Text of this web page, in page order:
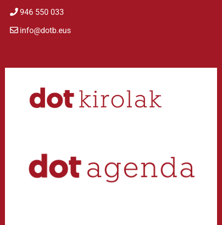
946 550 033
info@dotb.eus